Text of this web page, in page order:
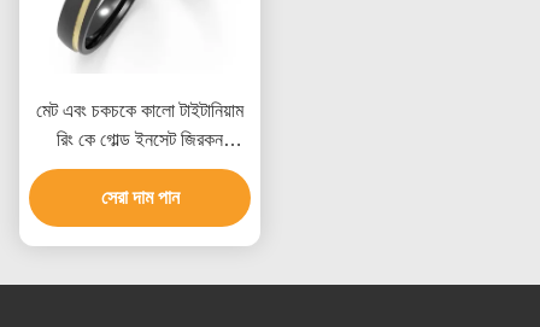
মেট এবং চকচকে কালো টাইটানিয়াম
রিং কে গোল্ড ইনসেট জিরকন
ডিজাইনের সাথে পোলিশ করা
সেরা দাম পান